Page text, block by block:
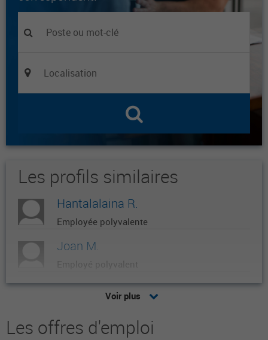
Les profils similaires
Hantalalaina R.
Employée polyvalente
Joan M.
Employé polyvalent
Elisée A.
Lisa H.
Voir plus
Les offres d'emploi